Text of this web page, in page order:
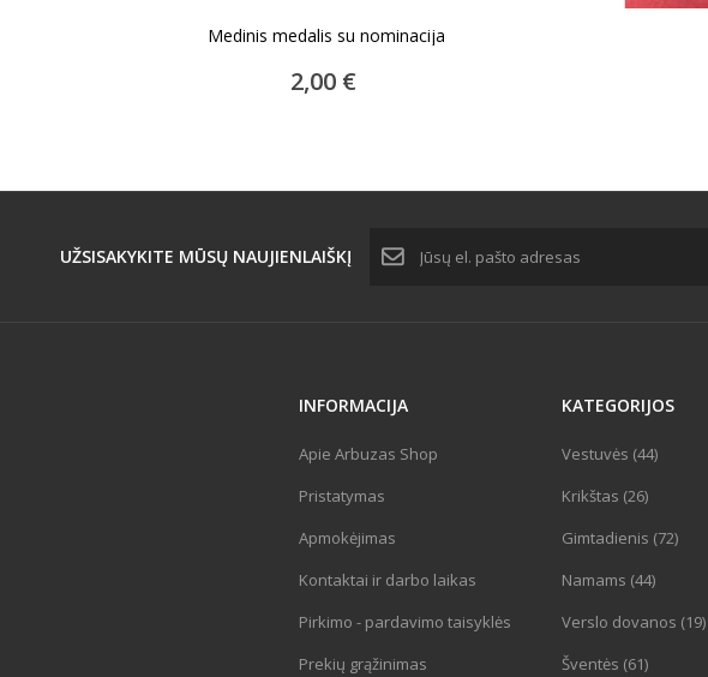
ĮDĖTI Į KREPŠELĮ
Medinis medalis su nominacija
2,00 €
UŽSISAKYKITE MŪSŲ NAUJIENLAIŠKĮ
INFORMACIJA
Apie Arbuzas Shop
Pristatymas
Apmokėjimas
Kontaktai ir darbo laikas
Pirkimo - pardavimo taisyklės
Prekių grąžinimas
KATEGORIJOS
Vestuvės (44)
Krikštas (26)
Gimtadienis (72)
Namams (44)
Verslo dovanos (19)
Šventės (61)